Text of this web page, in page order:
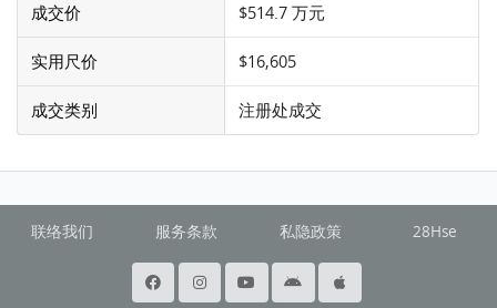
成交价 $514.7 万元
实用尺价 $16,605
成交类别 注册处成交
联络我们 服务条款 私隐政策 28Hse